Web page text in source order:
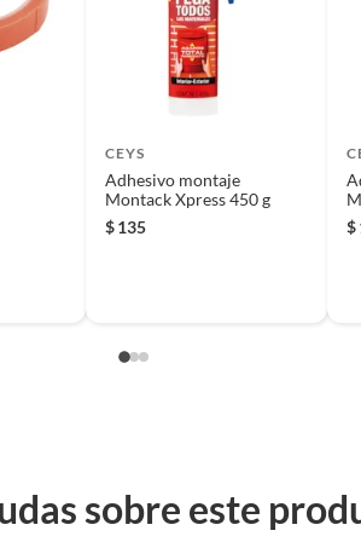
CEYS
Adhesivo montaje
Montack Xpress 450 g
$135 $
sobre este